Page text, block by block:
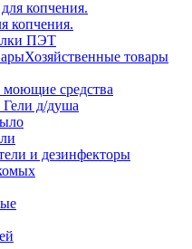
копчения.
ПЭТ
Хозяйственные товары
средства
д/душа
и дезинфекторы